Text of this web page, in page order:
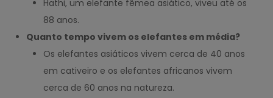
Hathi, um elefante fêmea asiático, viveu até os
88 anos.
Quanto tempo vivem os elefantes em média?
Os elefantes asiáticos vivem cerca de 40 anos
em cativeiro e os elefantes africanos vivem
cerca de 60 anos na natureza.